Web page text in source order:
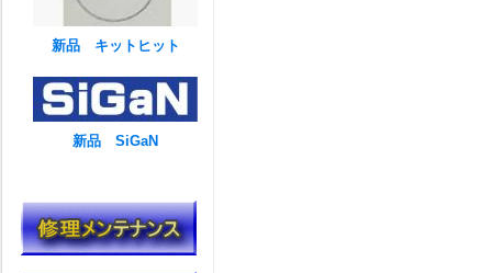
新品 キットヒット
新品 SiGaN